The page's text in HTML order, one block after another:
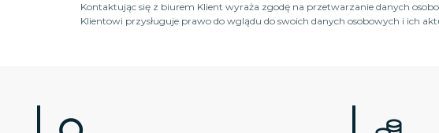
Kontaktując się z biurem Klient wyraża zgodę na przetwarzanie danych
Klientowi przysługuje prawo do wglądu do swoich danych osobowych i ich